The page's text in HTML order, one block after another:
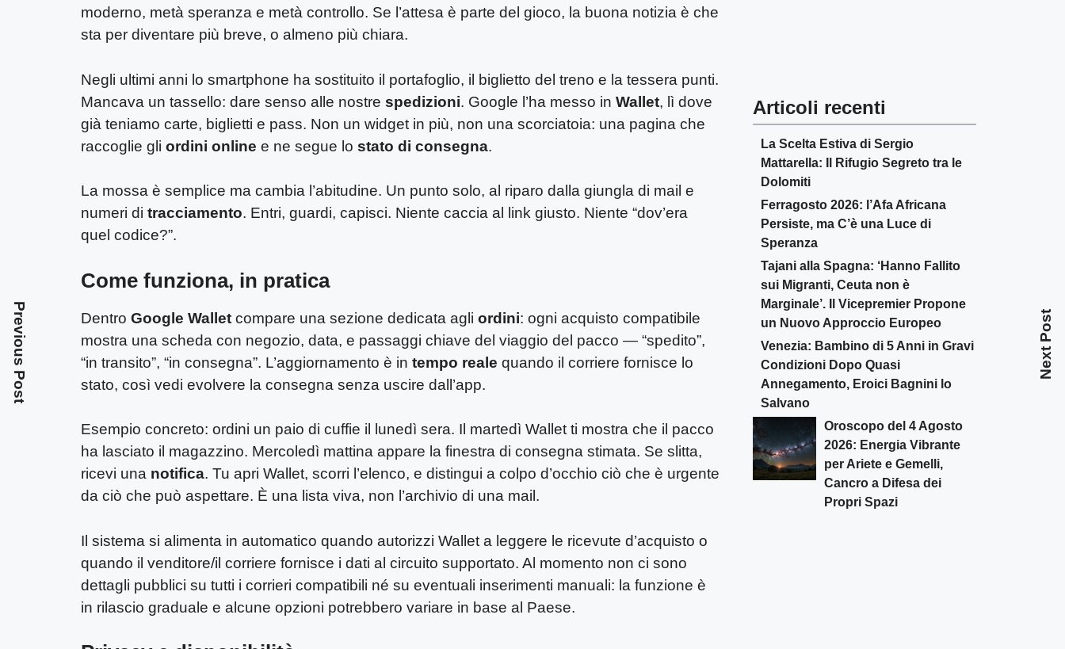
moderno, metà speranza e metà controllo. Se l’attesa è parte del gioco, la buona notizia è che
sta per diventare più breve, o almeno più chiara.
Negli ultimi anni lo smartphone ha sostituito il portafoglio, il biglietto del treno e la tessera punti.
Mancava un tassello: dare senso alle nostre spedizioni. Google l’ha messo in Wallet, lì dove
già teniamo carte, biglietti e pass. Non un widget in più, non una scorciatoia: una pagina che
raccoglie gli ordini online e ne segue lo stato di consegna.
La mossa è semplice ma cambia l’abitudine. Un punto solo, al riparo dalla giungla di mail e
numeri di tracciamento. Entri, guardi, capisci. Niente caccia al link giusto. Niente “dov’era
quel codice?”.
Come funziona, in pratica
Dentro Google Wallet compare una sezione dedicata agli ordini: ogni acquisto compatibile
mostra una scheda con negozio, data, e passaggi chiave del viaggio del pacco — “spedito”,
“in transito”, “in consegna”. L’aggiornamento è in tempo reale quando il corriere fornisce lo
stato, così vedi evolvere la consegna senza uscire dall’app.
Esempio concreto: ordini un paio di cuffie il lunedì sera. Il martedì Wallet ti mostra che il pacco
ha lasciato il magazzino. Mercoledì mattina appare la finestra di consegna stimata. Se slitta,
ricevi una notifica. Tu apri Wallet, scorri l’elenco, e distingui a colpo d’occhio ciò che è urgente
da ciò che può aspettare. È una lista viva, non l’archivio di una mail.
Il sistema si alimenta in automatico quando autorizzi Wallet a leggere le ricevute d’acquisto o
quando il venditore/il corriere fornisce i dati al circuito supportato. Al momento non ci sono
dettagli pubblici su tutti i corrieri compatibili né su eventuali inserimenti manuali: la funzione è
in rilascio graduale e alcune opzioni potrebbero variare in base al Paese.
Previous Post Next Post
Articoli recenti
La Scelta Estiva di Sergio
Mattarella: Il Rifugio Segreto tra le
Dolomiti
Ferragosto 2026: l’Afa Africana
Persiste, ma C’è una Luce di
Speranza
Tajani alla Spagna: ‘Hanno Fallito
sui Migranti, Ceuta non è
Marginale’. Il Vicepremier Propone
un Nuovo Approccio Europeo
Venezia: Bambino di 5 Anni in Gravi
Condizioni Dopo Quasi
Annegamento, Eroici Bagnini lo
Salvano
Oroscopo del 4 Agosto
2026: Energia Vibrante
per Ariete e Gemelli,
Cancro a Difesa dei
Propri Spazi